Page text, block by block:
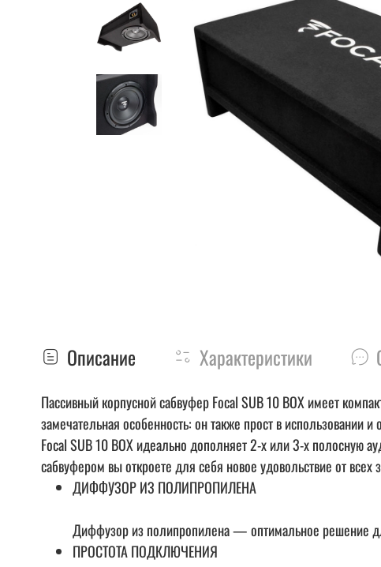
Описание Характеристики
Пассивный корпусной сабвуфер Focal SUB 10 BOX имеет
замечательная особенность: он также прост в
Focal SUB 10 BOX идеально дополняет 2-х или 3-х полосную
сабвуфером вы откроете для себя новое удовольствие от
ДИФФУЗОР ИЗ ПОЛИПРОПИЛЕНА
Диффузор из полипропилена — оптимальное решение
ПРОСТОТА ПОДКЛЮЧЕНИЯ